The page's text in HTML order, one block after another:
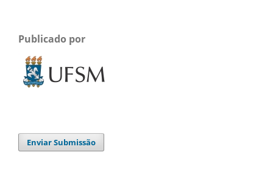
Publicado por
Enviar Submissão